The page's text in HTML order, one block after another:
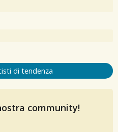
di tendenza
community!